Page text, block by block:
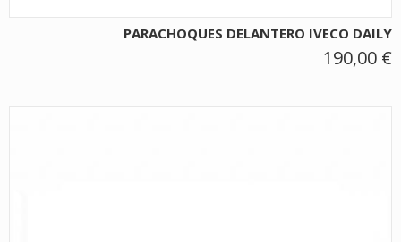
PARACHOQUES DELANTERO IVECO DAILY
190,00 €